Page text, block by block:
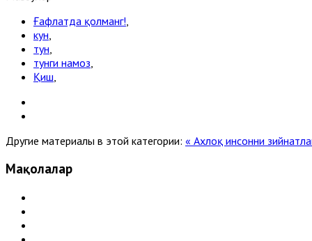
Ғафлатда қолманг!
кун
тун
тунги намоз
Қиш
Другие материалы в этой категории: « Ахлоқ инсонни
Мақолалар